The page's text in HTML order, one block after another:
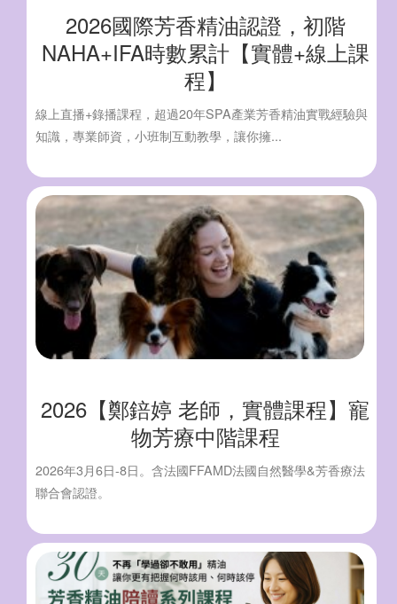
2026國際芳香精油認證，初階
NAHA+IFA時數累計【實體+線上課
程】
線上直播+錄播課程，超過20年SPA產業芳香精油實戰經驗與
知識，專業師資，小班制互動教學，讓你擁...
2026【鄭錇婷 老師，實體課程】寵
物芳療中階課程
2026年3月6日-8日。含法國FFAMD法國自然醫學&芳香療法
聯合會認證。